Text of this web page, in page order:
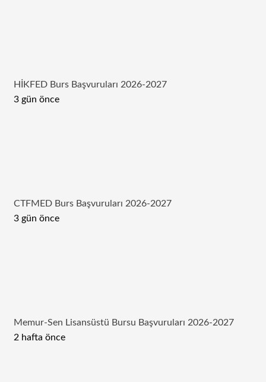
HİKFED Burs Başvuruları 2026-2027
3 gün önce
CTFMED Burs Başvuruları 2026-2027
3 gün önce
Memur-Sen Lisansüstü Bursu Başvuruları 2026-2027
2 hafta önce